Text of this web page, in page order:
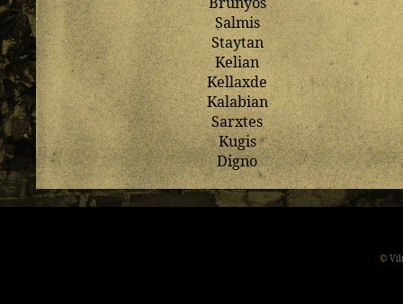
Salmis
Staytan
Kelian
Kellaxde
Kalabian
Sarxtes
Kugis
Digno
©